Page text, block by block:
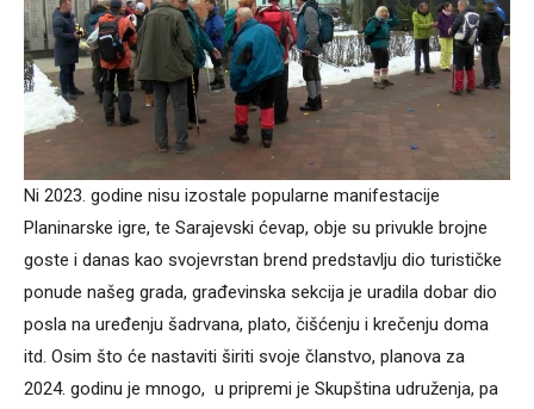
Ni 2023. godine nisu izostale popularne manifestacije
Planinarske igre, te Sarajevski ćevap, obje su privukle brojne
goste i danas kao svojevrstan brend predstavlju dio turističke
ponude našeg grada, građevinska sekcija je uradila dobar dio
posla na uređenju šadrvana, plato, čišćenju i krečenju doma
itd. Osim što će nastaviti širiti svoje članstvo, planova za
2024. godinu je mnogo, u pripremi je Skupština udruženja, pa